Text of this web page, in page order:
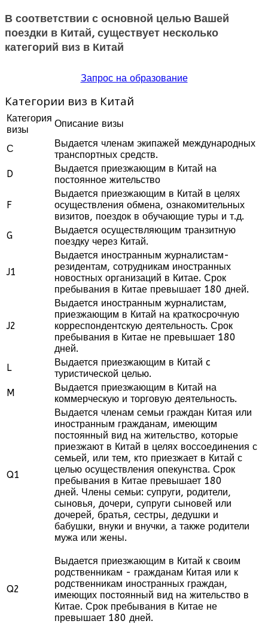
В соответствии с основной целью Вашей
поездки в Китай, существует несколько
категорий виз в Китай
Запрос на образование
Категории виз в Китай
Категория
визы
Описание визы
С
Выдается членам экипажей международных
транспортных средств.
D
Выдается приезжающим в Китай на
постоянное жительство
F
Выдается приезжающим в Китай в целях
осуществления обмена, ознакомительных
визитов, поездок в обучающие туры и т.д.
G
Выдается осуществляющим транзитную
поездку через Китай.
J1
Выдается иностранным журналистам-
резидентам, сотрудникам иностранных
новостных организаций в Китае. Срок
пребывания в Китае превышает 180 дней.
J2
Выдается иностранным журналистам,
приезжающим в Китай на краткосрочную
корреспондентскую деятельность. Срок
пребывания в Китае не превышает 180
дней.
L
Выдается приезжающим в Китай c
туристической целью.
M
Выдается приезжающим в Китай на
коммерческую и торговую деятельность.
Q1
Выдается членам семьи граждан Китая или
иностранным гражданам, имеющим
постоянный вид на жительство, которые
приезжают в Китай в целях воссоединения с
семьей, или тем, кто приезжает в Китай с
целью осуществления опекунства. Срок
пребывания в Китае превышает 180
дней. Члены семьи: супруги, родители,
сыновья, дочери, супруги сыновей или
дочерей, братья, сестры, дедушки и
бабушки, внуки и внучки, а также родители
мужа или жены.
Q2
Выдается приезжающим в Китай к своим
родственникам - гражданам Китая или к
родственникам иностранных граждан,
имеющих постоянный вид на жительство в
Китае. Срок пребывания в Китае не
превышает 180 дней.